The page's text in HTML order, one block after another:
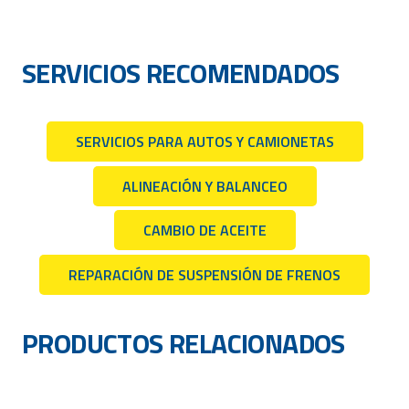
SERVICIOS RECOMENDADOS
SERVICIOS PARA AUTOS Y CAMIONETAS
ALINEACIÓN Y BALANCEO
CAMBIO DE ACEITE
REPARACIÓN DE SUSPENSIÓN DE FRENOS
PRODUCTOS RELACIONADOS